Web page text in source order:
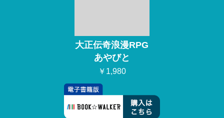
大正伝奇浪漫RPG
あやびと
￥1,980